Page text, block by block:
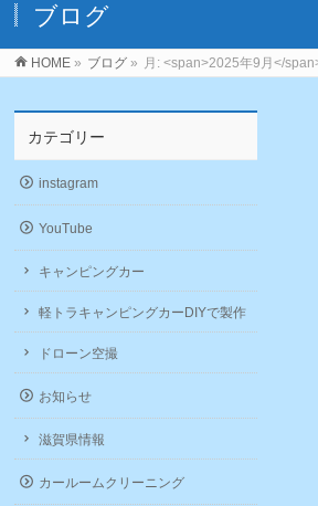
ブログ
HOME » ブログ » 月: <span>2025年9月</
カテゴリー
instagram
YouTube
キャンピングカー
軽トラキャンピングカーDIYで製作
ドローン空撮
お知らせ
滋賀県情報
カールームクリーニング